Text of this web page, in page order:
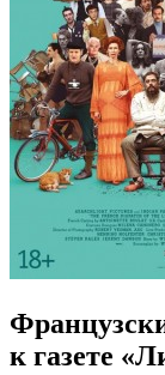
к газете